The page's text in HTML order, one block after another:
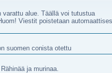
varattu alue. Täällä voi tutustua
Viestit poistetaan
suomen conista otettu
ja murinaa.